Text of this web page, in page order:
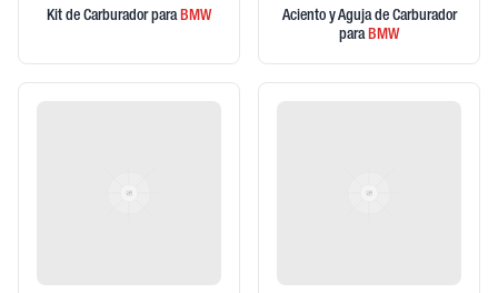
Kit de Carburador paraBMW
Aciento y Aguja de Carburador
paraBMW